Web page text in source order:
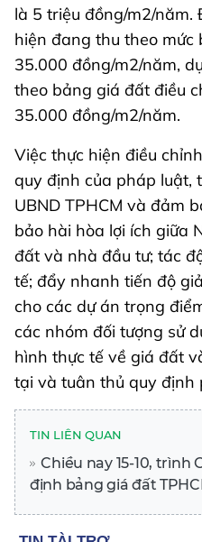
là 5 triệu đồng/m2/năm.
hiện đang thu theo mức
35.000 đồng/m2/năm,
theo bảng giá đất điều
35.000 đồng/m2/năm.
Việc thực hiện điều
quy định của pháp luật,
UBND TPHCM và đảm
bảo hài hòa lợi ích giữa
đất và nhà đầu tư; tác
tế; đẩy nhanh tiến độ
cho các dự án trọng
các nhóm đối tượng sử
hình thực tế về giá đất
tại và tuân thủ quy định
TIN LIÊN QUAN
Chiều nay 15-10, trình
định bảng giá đất